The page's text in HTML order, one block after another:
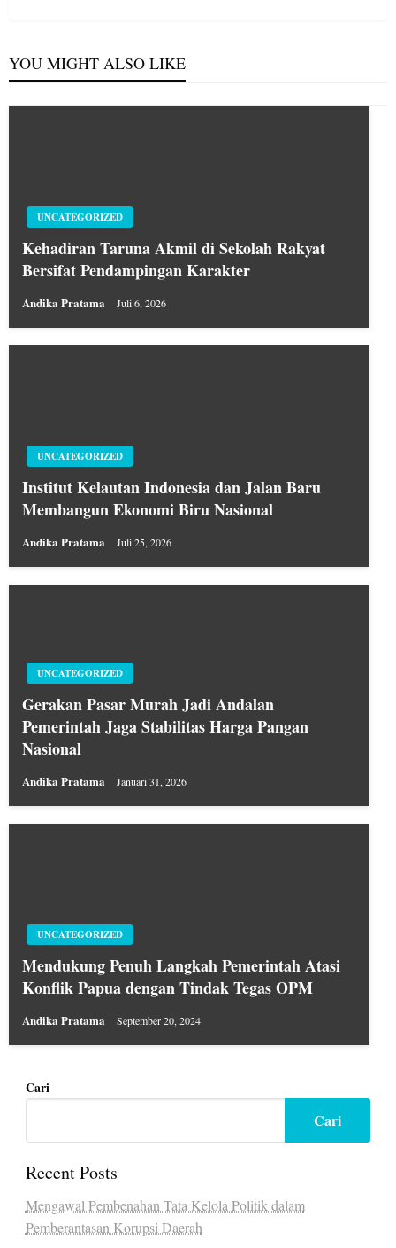
YOU MIGHT ALSO LIKE
UNCATEGORIZED
Kehadiran Taruna Akmil di Sekolah Rakyat
Bersifat Pendampingan Karakter
Andika Pratama Juli 6, 2026
UNCATEGORIZED
Institut Kelautan Indonesia dan Jalan Baru
Membangun Ekonomi Biru Nasional
Andika Pratama Juli 25, 2026
UNCATEGORIZED
Gerakan Pasar Murah Jadi Andalan
Pemerintah Jaga Stabilitas Harga Pangan
Nasional
Andika Pratama Januari 31, 2026
UNCATEGORIZED
Mendukung Penuh Langkah Pemerintah Atasi
Konflik Papua dengan Tindak Tegas OPM
Andika Pratama September 20, 2024
Cari
Cari
Recent Posts
Mengawal Pembenahan Tata Kelola Politik dalam
Pemberantasan Korupsi Daerah